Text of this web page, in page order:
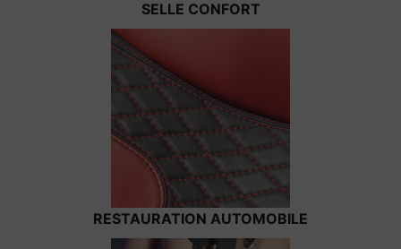
SELLE CONFORT
RESTAURATION AUTOMOBILE